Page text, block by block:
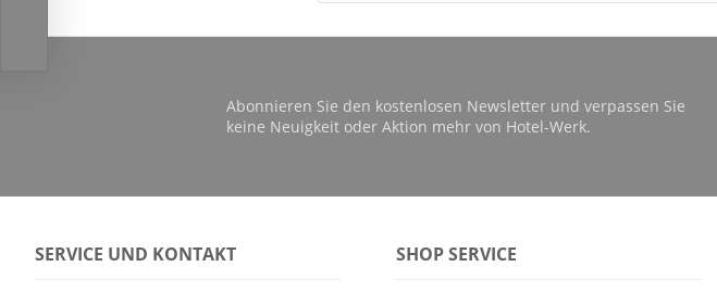
Abonnieren Sie den kostenlosen Newsletter und verpassen Sie
keine Neuigkeit oder Aktion mehr von Hotel-Werk.
SERVICE UND KONTAKT SHOP SERVICE